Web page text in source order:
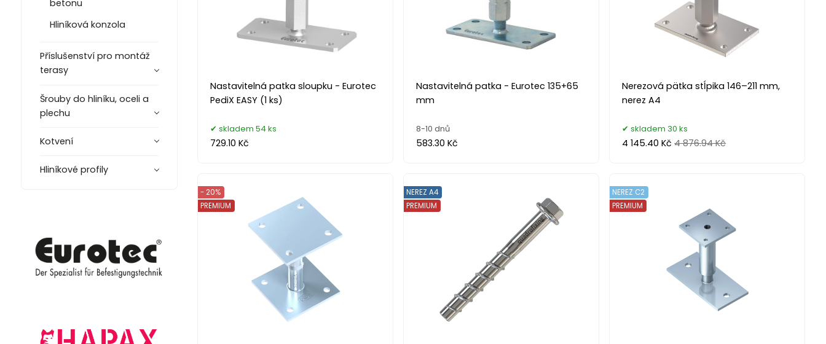
betonu
Hliníková konzola
Příslušenství pro montáž
terasy
Šrouby do hliníku, oceli a
plechu
Kotvení
Hliníkové profily
Nastavitelná patka sloupku - Eurotec
PediX EASY (1 ks)
skladem 54 ks
729.10 Kč
Nastavitelná patka - Eurotec 135+65
mm
8-10 dnů
583.30 Kč
Nerezová pätka stĺpika 146–211 mm,
nerez A4
skladem 30 ks
4 145.40 Kč 4 876.94 Kč
- 20%
PREMIUM
NEREZ A4
PREMIUM
NEREZ C2
PREMIUM